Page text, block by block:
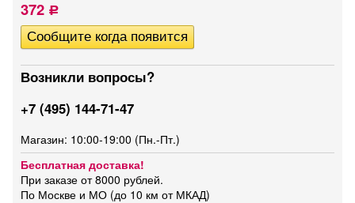
372 Р
Возникли вопросы?
+7 (495) 144-71-47
Магазин: 10:00-19:00 (Пн.-Пт.)
Бесплатная доставка!
При заказе от 8000 рублей.
По Москве и МО (до 10 км от МКАД)